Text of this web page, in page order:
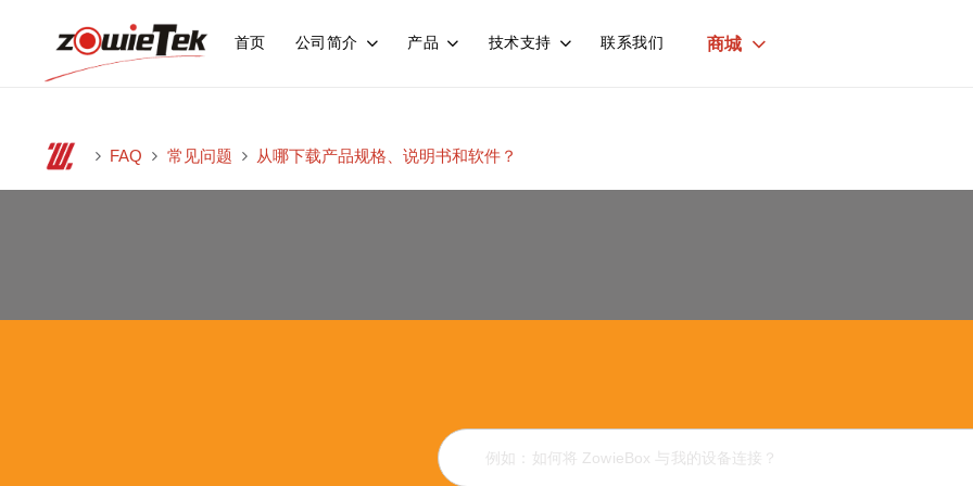
首页 公司简介 产品 技术支持 联系我们 商城
FAQ 常见问题 从哪下载产品规格、说明书和软件？